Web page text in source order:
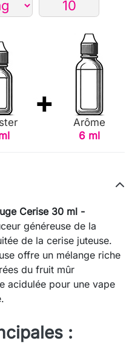
Arôme
6 ml
Cerise 30 ml -
généreuse de la
de la cerise juteuse.
offre un mélange riche
du fruit mûr
acidulée pour une vape
: